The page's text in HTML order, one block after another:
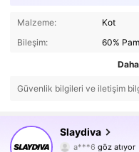
Malzeme:
Kot
Bileşim:
60%
Güvenlik bilgileri ve iletişim
Slaydiva
a***6göz atıyor
4,85
1.1M